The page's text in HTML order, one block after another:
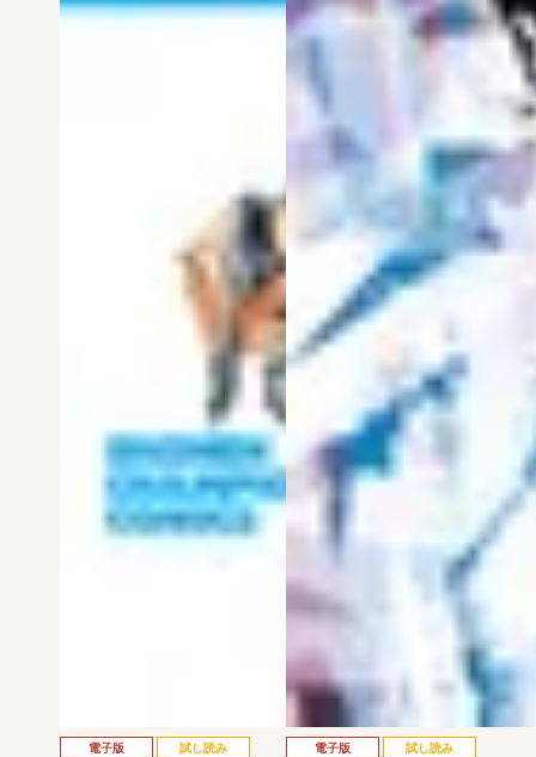
電子版 試し読み 電子版 試し読み